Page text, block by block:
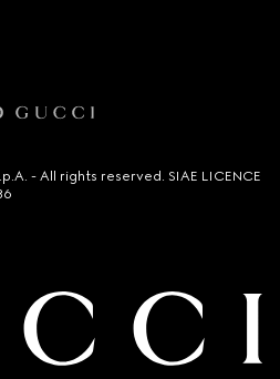
- All rights reserved. SIAE LICENCE